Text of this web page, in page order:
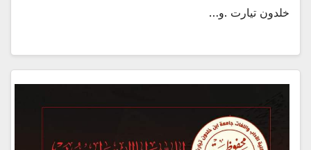
خلدون تيارت .و…